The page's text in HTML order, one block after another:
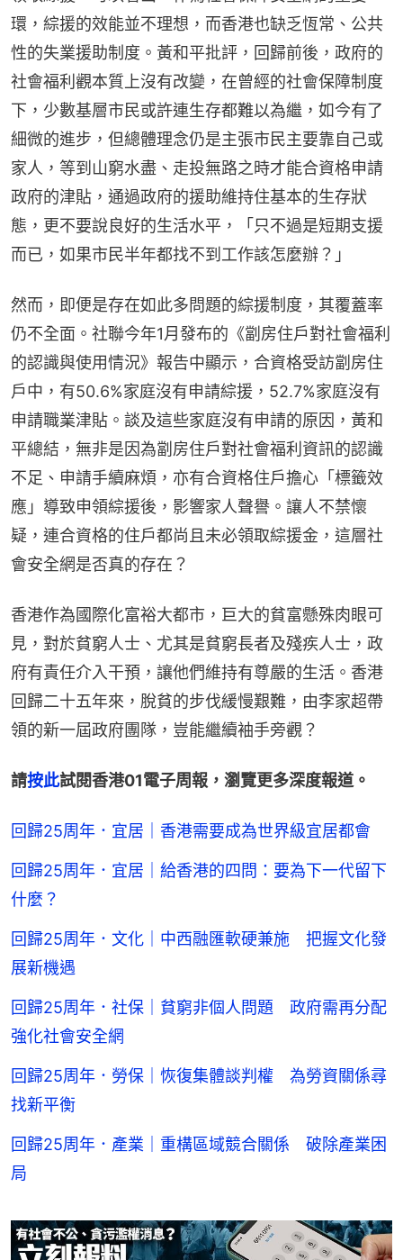
環，綜援的效能並不理想，而香港也缺乏恆常、公共
性的失業援助制度。黃和平批評，回歸前後，政府的
社會福利觀本質上沒有改變，在曾經的社會保障制度
下，少數基層市民或許連生存都難以為繼，如今有了
細微的進步，但總體理念仍是主張市民主要靠自己或
家人，等到山窮水盡、走投無路之時才能合資格申請
政府的津貼，通過政府的援助維持住基本的生存狀
態，更不要說良好的生活水平，「只不過是短期支援
而已，如果市民半年都找不到工作該怎麼辦？」
然而，即便是存在如此多問題的綜援制度，其覆蓋率
仍不全面。社聯今年1月發布的《劏房住戶對社會福利
的認識與使用情況》報告中顯示，合資格受訪劏房住
戶中，有50.6%家庭沒有申請綜援，52.7%家庭沒有
申請職業津貼。談及這些家庭沒有申請的原因，黃和
平總結，無非是因為劏房住戶對社會福利資訊的認識
不足、申請手續麻煩，亦有合資格住戶擔心「標籤效
應」導致申領綜援後，影響家人聲譽。讓人不禁懷
疑，連合資格的住戶都尚且未必領取綜援金，這層社
會安全網是否真的存在？
香港作為國際化富裕大都市，巨大的貧富懸殊肉眼可
見，對於貧窮人士、尤其是貧窮長者及殘疾人士，政
府有責任介入干預，讓他們維持有尊嚴的生活。香港
回歸二十五年來，脫貧的步伐緩慢艱難，由李家超帶
領的新一屆政府團隊，豈能繼續袖手旁觀？
請按此試閱香港01電子周報，瀏覽更多深度報道。
回歸25周年．宜居｜香港需要成為世界級宜居都會
回歸25周年．宜居｜給香港的四問：要為下一代留下
什麼？
回歸25周年．文化｜中西融匯軟硬兼施 把握文化發
展新機遇
回歸25周年．社保｜貧窮非個人問題 政府需再分配
強化社會安全網
回歸25周年．勞保｜恢復集體談判權 為勞資關係尋
找新平衡
回歸25周年．產業｜重構區域競合關係 破除產業困
局